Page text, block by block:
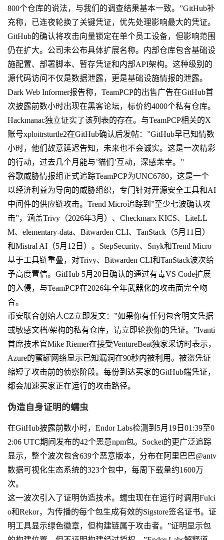
800个仓库的说法，与我们的调查结果基本一致。”GitHub补
充称，已连夜轮换了关键凭证，优先处理影响最大的凭证。
GitHub的确认将攻击向量锁定在单个员工设备，但影响范围
仍在扩大。公司未公布具体扩展名称。内部仓库包含基础设
施配置、部署脚本、暂存凭证和内部API架构。这种级别的
源代码访问不仅是数据泄露，更是基础设施情报的泄露。
Dark Web Informer报告称，TeamPCP的出售广告在GitHub首
次披露前数小时出现在黑客论坛，标价约4000个私有仓库。
Hackmanac独立证实了该列表的存在。与TeamPCP相关的X
账号xploitrsturtle2在GitHub确认后发帖：”GitHub早已知情数
小时，他们故意延迟告知，未来也不会诚实。这是一次精彩
的行动，过去几个月能与’猫们’互动，深感荣幸。”
谷歌威胁情报组正式追踪TeamPCP为UNC6780，这是一个
以经济利益为导向的威胁组织，专门针对开源安全工具和AI
中间件的供应链攻击。Trend Micro追踪到”至少七波确认攻
击”，涵盖Trivy（2026年3月）、Checkmarx KICS、LiteLL
M、elementary-data、Bitwarden CLI、TanStack（5月11日）
和Mistral AI（5月12日）。StepSecurity、Snyk和Trend Micro
基于工具链重叠，对Trivy、Bitwarden CLI和TanStack波次给
予高度置信。GitHub 5月20日确认的通过有毒VS Code扩展
的入侵，与TeamPCP在2026年全年武器化的攻击面完全吻
合。
币安联合创始人CZ立即发文：”如果你有任何包含明文凭据
或敏感文档/架构的私有仓库，请立即轮换你的凭证。”Ivanti
首席技术官Mike Riemer在接受VentureBeat独家采访时表示，
Azure的蜜罐网络显示已知漏洞在90秒内被利用。被盗凭证
缩短了攻击前的侦察阶段。每份到达买家的GitHub端凭证，
都会加速买家正在运行的攻击路径。
伪造自身证明的蠕虫
在GitHub披露前数小时，Endor Labs检测到5月19日01:39至0
2:06 UTC期间发布的42个恶意npm包。Socket的更广泛追踪
显示，整个波次包含639个恶意版本，分布在阿里巴巴@antv
数据可视化生态系统的323个包中，每周下载量约1600万
次。
这一波次引入了证明伪造技术。蠕虫现在在运行时调用Fulci
o和Rekor，为传播的每个包生成有效的Sigstore签名证书。证
明工具显示绿色徽章，但构建链属于攻击者。”证明显示包